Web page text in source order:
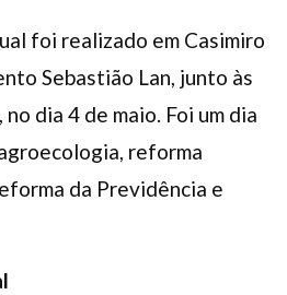
foi realizado em Casimiro
Sebastião Lan, junto às
dia 4 de maio. Foi um dia
reforma
da Previdência e